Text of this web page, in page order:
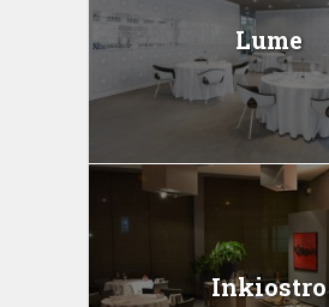
Lume
Inkiostro